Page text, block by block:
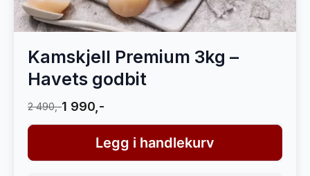
Kamskjell Premium 3kg –
Havets godbit
2 490,-1 990,-
Legg i handlekurv